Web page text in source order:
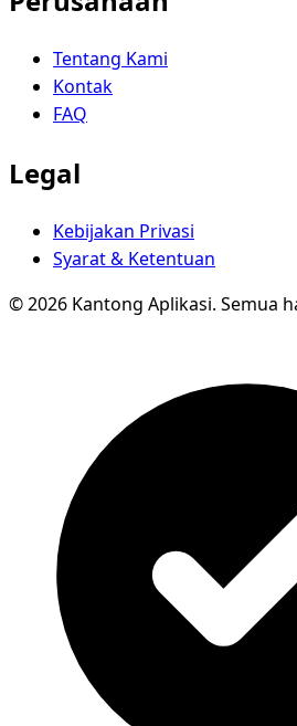
Tentang Kami
Kontak
FAQ
Legal
Kebijakan Privasi
Syarat & Ketentuan
© 2026 Kantong Aplikasi. Semua